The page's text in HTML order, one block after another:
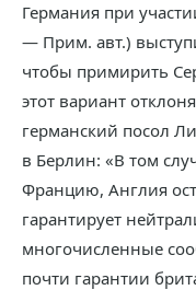
Германия при
— Прим. авт.)
чтобы примирить
этот вариант
германский посол
в Берлин: «В том
Францию, Англия
гарантирует
многочисленные
почти гарантии